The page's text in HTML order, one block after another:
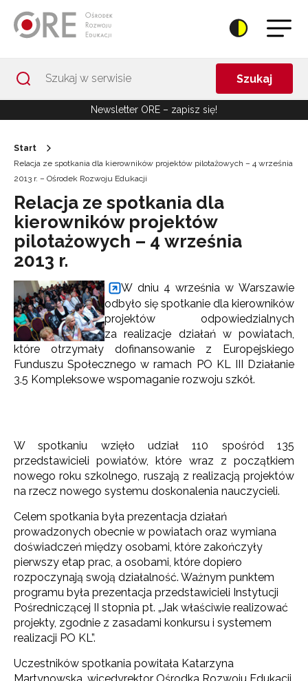
Szukaj
Newsletter ORE – zapisz się!
Start
Relacja ze spotkania dla kierowników projektów pilotażowych – 4 września
2013 r. – Ośrodek Rozwoju Edukacji
Relacja ze spotkania dla
kierowników projektów
pilotażowych – 4 września
2013 r.
W dniu 4 września w Warszawie
odbyło się spotkanie dla kierowników
projektów odpowiedzialnych
za realizacje działań w powiatach,
które otrzymały dofinansowanie z Europejskiego
Funduszu Społecznego w ramach PO KL III Działanie
3.5 Kompleksowe wspomaganie rozwoju szkół.
W spotkaniu wzięło udział 110 spośród 135
przedstawicieli powiatów, które wraz z początkiem
nowego roku szkolnego, ruszają z realizacją projektów
na rzecz nowego systemu doskonalenia nauczycieli.
Celem spotkania była prezentacja działań
prowadzonych obecnie w powiatach oraz wymiana
doświadczeń między osobami, które zakończyły
pierwszy etap prac, a osobami, które dopiero
rozpoczynają swoją działalność. Ważnym punktem
programu była prezentacja przedstawicieli Instytucji
Pośredniczącej II stopnia pt. „Jak właściwie realizować
projekty, zgodnie z zasadami konkursu i systemem
realizacji PO KL”.
Uczestników spotkania powitała Katarzyna